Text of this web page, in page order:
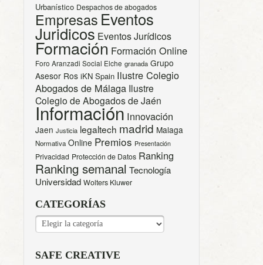
Urbanístico Despachos de abogados
Empresas Eventos
Juridicos Eventos Jurídicos
Formación Formación Online
Foro Aranzadi Social Elche granada Grupo
Asesor Ros iKN Spain Ilustre Colegio
Abogados de Málaga Ilustre
Colegio de Abogados de Jaén
Información Innovación
Jaen Justicia legaltech madrid Malaga
Normativa Online Premios Presentación
Privacidad Protección de Datos Ranking
Ranking semanal Tecnología
Universidad Wolters Kluwer
CATEGORÍAS
CATEGORÍAS
SAFE CREATIVE